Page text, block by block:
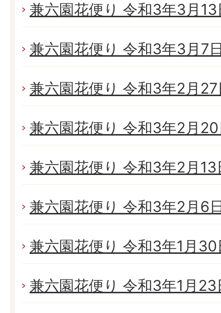
兼六園花便り 令和3年3月
兼六園花便り 令和3年3月7
兼六園花便り 令和3年2月
兼六園花便り 令和3年2月
兼六園花便り 令和3年2月
兼六園花便り 令和3年2月6
兼六園花便り 令和3年1月
兼六園花便り 令和3年1月